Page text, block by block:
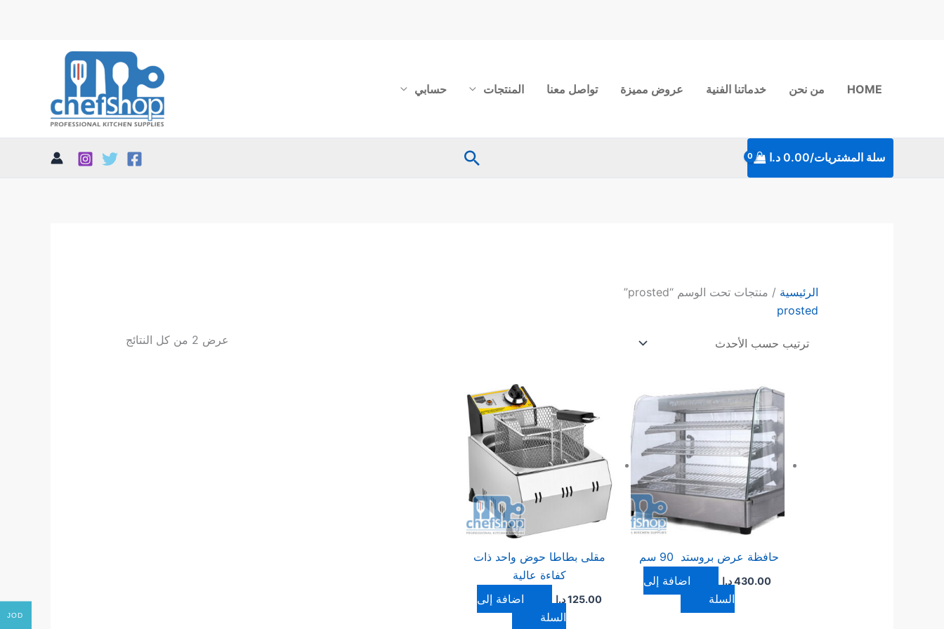
HOME من نحن خدماتنا الفنية عروض مميزة تواصل معنا المنتجات حسابي
سلة المشتريات/0.00 د.ا البحث
الرئيسية / منتجات تحت الوسم “prosted”
prosted
عرض ⁦2⁩ من كل النتائج
حافظة عرض بروستد 90 سم
430.00 د.ا
إضافة إلى
السلة
مقلى بطاطا حوض واحد ذات
كفاءة عالية
125.00د.ا
إضافة إلى
السلة
JOD